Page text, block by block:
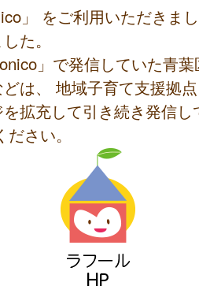
」 をご利用いただきま
た。
」で発信していた青
は、 地域子育て支援拠
拡充して引き続き発信し
さい。